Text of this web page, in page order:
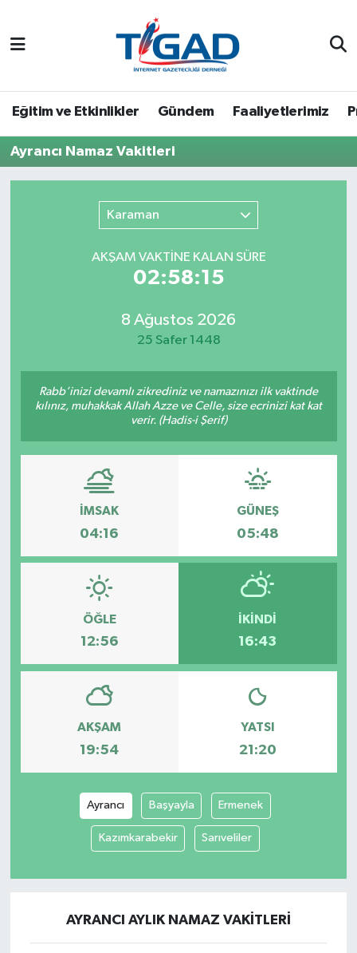
Eğitim ve Etkinlikler Gündem Faaliyetlerimiz
Ayrancı Namaz Vakitleri
Karaman
AKŞAM VAKTİNE KALAN SÜRE
02:58:15
8 Ağustos 2026
25 Safer 1448
Rabb’inizi devamlı zikrediniz ve namazınızı ilk vaktinde
kılınız, muhakkak Allah Azze ve Celle, size ecrinizi kat kat
verir. (Hadis-i Şerif)
İMSAK
04:16
GÜNEŞ
05:48
ÖĞLE
12:56
İKINDI
16:43
AKŞAM
19:54
YATSI
21:20
Ayrancı Başyayla Ermenek
Kazımkarabekir Sarıveliler
AYRANCI AYLIK NAMAZ VAKITLERI
Nöbetçi Eczaneler
Trafik Durumu
Puan Durumu ve Fikstür
Tüm Manşetler